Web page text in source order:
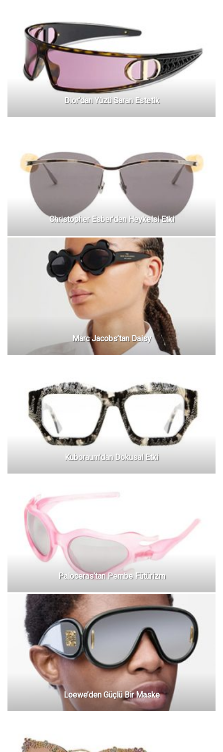
Dior’dan Yüzü Saran Estetik
Christopher Esber’den Heykelsi Etki
Marc Jacobs’tan Daisy
Kuboraum’dan Dokusal Etki
Paloceras’tan Pembe Fütürizm
Loewe’den Güçlü Bir Maske